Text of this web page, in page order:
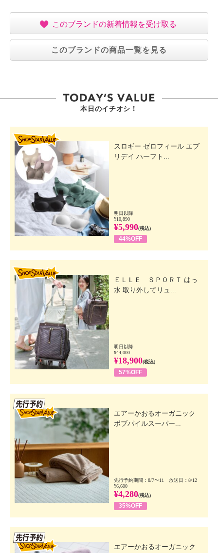
このブランドの新着情報を受け取る
このブランドの商品一覧を見る
本日のイチオシ！
スロギー ゼロフィール エブ
リデイ ハーフト...
明日以降
¥10,890
¥5,990(税込)
44%OFF
ＥＬＬＥ ＳＰＯＲＴ はっ
水 取り外してリュ...
明日以降
¥44,000
¥18,900(税込)
57%OFF
エアーかおるオーガニック
ボブパイルスーパー...
先行予約期間：8/7〜11 放送日：8/12
¥6,600
¥4,280(税込)
35%OFF
エアーかおるオーガニック